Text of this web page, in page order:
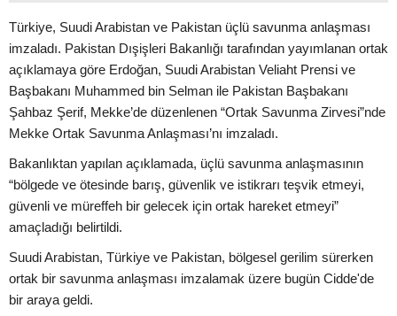
Türkiye, Suudi Arabistan ve Pakistan üçlü savunma anlaşması
imzaladı. Pakistan Dışişleri Bakanlığı tarafından yayımlanan ortak
açıklamaya göre Erdoğan, Suudi Arabistan Veliaht Prensi ve
Başbakanı Muhammed bin Selman ile Pakistan Başbakanı
Şahbaz Şerif, Mekke’de düzenlenen “Ortak Savunma Zirvesi”nde
Mekke Ortak Savunma Anlaşması’nı imzaladı.
Bakanlıktan yapılan açıklamada, üçlü savunma anlaşmasının
“bölgede ve ötesinde barış, güvenlik ve istikrarı teşvik etmeyi,
güvenli ve müreffeh bir gelecek için ortak hareket etmeyi”
amaçladığı belirtildi.
Suudi Arabistan, Türkiye ve Pakistan, bölgesel gerilim sürerken
ortak bir savunma anlaşması imzalamak üzere bugün Cidde'de
bir araya geldi.